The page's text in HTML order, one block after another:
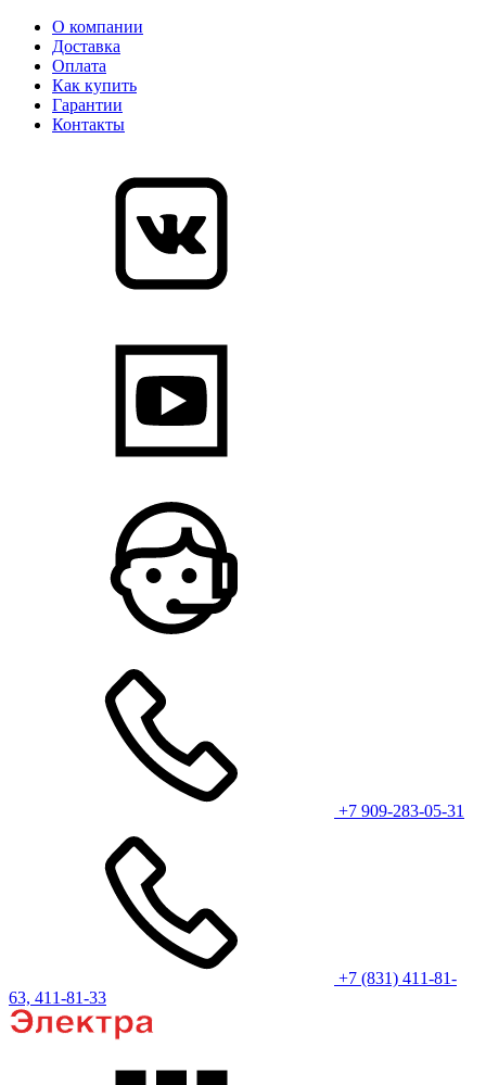
О компании
Доставка
Оплата
Как купить
Гарантии
Контакты
+7 909-283-05-31
+7 (831) 411-81-
63, 411-81-33